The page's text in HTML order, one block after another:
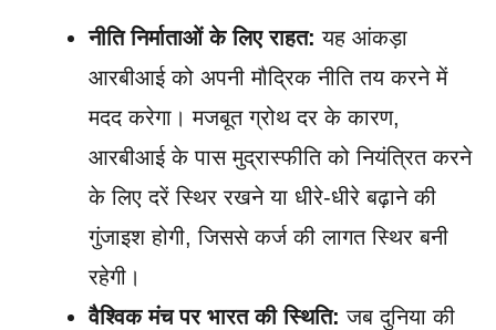
नीति निर्माताओं के लिए राहत: यह आंकड़ा
आरबीआई को अपनी मौद्रिक नीति तय करने में
मदद करेगा। मजबूत ग्रोथ दर के कारण,
आरबीआई के पास मुद्रास्फीति को नियंत्रित करने
के लिए दरें स्थिर रखने या धीरे-धीरे बढ़ाने की
गुंजाइश होगी, जिससे कर्ज की लागत स्थिर बनी
रहेगी।
वैश्विक मंच पर भारत की स्थिति: जब दुनिया की